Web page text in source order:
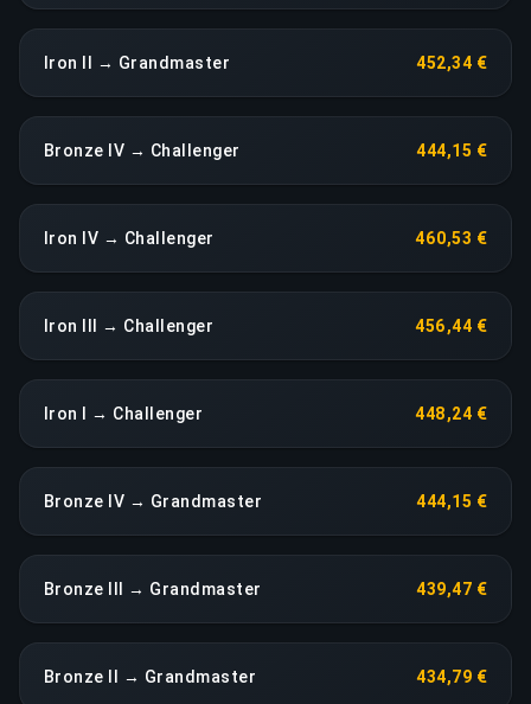
Iron II → Grandmaster 452,34 €
Bronze IV → Challenger 444,15 €
Iron IV → Challenger 460,53 €
Iron III → Challenger 456,44 €
Iron I → Challenger 448,24 €
Bronze IV → Grandmaster 444,15 €
Bronze III → Grandmaster 439,47 €
Bronze II → Grandmaster 434,79 €